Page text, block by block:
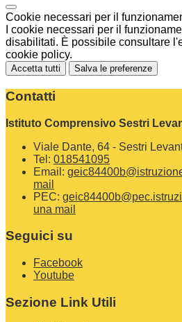
Cookie necessari per il
I cookie necessari per il
disabilitati. È possibile consultare
cookie policy.
Accetta tutti Salva le preferenze
Contatti
Istituto Comprensivo Sestri
Viale Dante, 64 - Sestri
Tel: 018541095
Email:
mail
PEC:
una mail
Seguici su
Facebook
Youtube
Sezione Link Utili